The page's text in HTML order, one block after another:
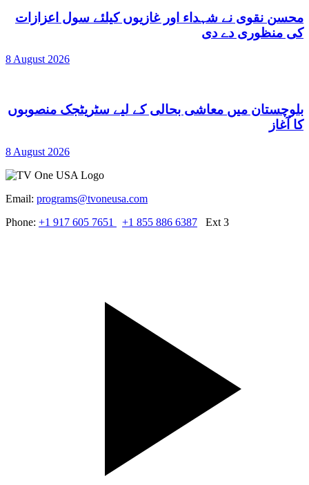
محسن نقوی نے شہداء اور غازیوں کیلئے سول اعزازات
کی منظوری دے دی
8 August 2026
بلوچستان میں معاشی بحالی کے لیے سٹریٹجک منصوبوں
کا آغاز
8 August 2026
Email: programs@tvoneusa.com
Phone: +1 917 605 7651 +1 855 886 6387 Ext 3